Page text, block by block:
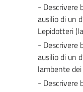
- Descrivere
ausilio di un
Lepidotteri
- Descrivere
ausilio di un
lambente
- Descrivere